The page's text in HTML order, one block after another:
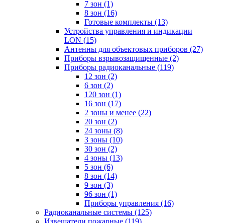
7 зон (1)
8 зон (16)
Готовые комплекты (13)
Устройства управления и индикации
LON (15)
Антенны для объектовых приборов (27)
Приборы взрывозащищенные (2)
Приборы радиоканальные (119)
12 зон (2)
6 зон (2)
120 зон (1)
16 зон (17)
2 зоны и менее (22)
20 зон (2)
24 зоны (8)
3 зоны (10)
30 зон (2)
4 зоны (13)
5 зон (6)
8 зон (14)
9 зон (3)
96 зон (1)
Приборы управления (16)
Радиоканальные системы (125)
Извещатели пожарные (119)